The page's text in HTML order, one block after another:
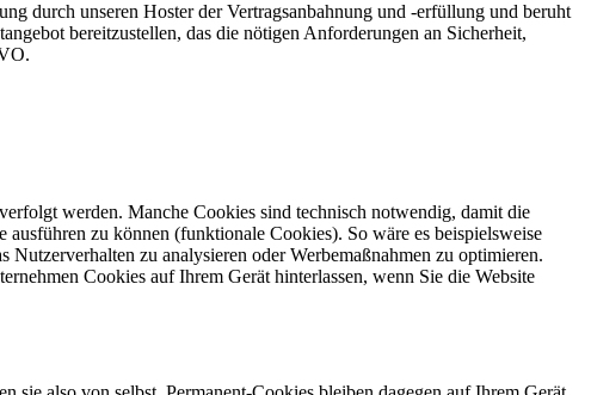
durch unseren Hoster der Vertragsanbahnung und -erfüllung und beruht
bereitzustellen, das die nötigen Anforderungen an Sicherheit,
werden. Manche Cookies sind technisch notwendig, damit die
zu können (funktionale Cookies). So wäre es beispielsweise
zu analysieren oder Werbemaßnahmen zu optimieren.
Cookies auf Ihrem Gerät hinterlassen, wenn Sie die Website